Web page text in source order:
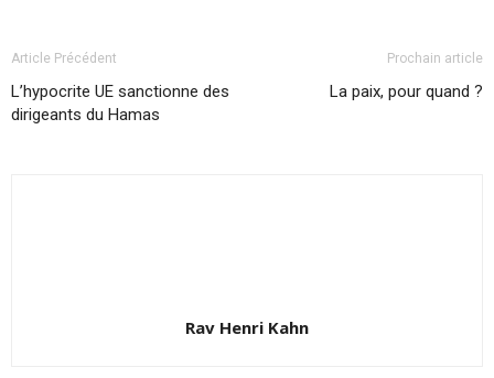
Article Précédent
L’hypocrite UE sanctionne des
dirigeants du Hamas
Prochain article
La paix, pour quand ?
Rav Henri Kahn